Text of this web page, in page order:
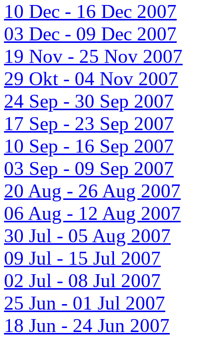
10 Dec - 16 Dec 2007
03 Dec - 09 Dec 2007
19 Nov - 25 Nov 2007
29 Okt - 04 Nov 2007
24 Sep - 30 Sep 2007
17 Sep - 23 Sep 2007
10 Sep - 16 Sep 2007
03 Sep - 09 Sep 2007
20 Aug - 26 Aug 2007
06 Aug - 12 Aug 2007
30 Jul - 05 Aug 2007
09 Jul - 15 Jul 2007
02 Jul - 08 Jul 2007
25 Jun - 01 Jul 2007
18 Jun - 24 Jun 2007